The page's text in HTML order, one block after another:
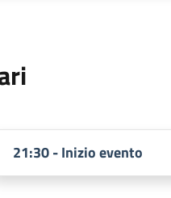
21:30 - Inizio evento